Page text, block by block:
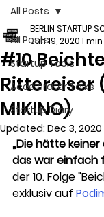
All Posts
Startup Tools
Accelerator Talks
Startup Diary
All Posts
#10
Rittereiser
MIKINO)
BERLIN STARTUP
Jun 19, 20201
Updated: Dec 3, 2020
„Die hätte
das war einfach
der 10. Folge
exklusiv auf